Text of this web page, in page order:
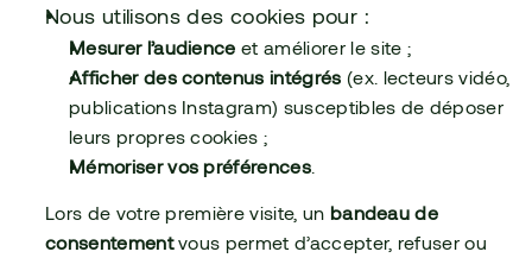
Nous utilisons des cookies pour :
Mesurer l’audience et améliorer le site ;
Afficher des contenus intégrés (ex. lecteurs vidéo,
publications Instagram) susceptibles de déposer
leurs propres cookies ;
Mémoriser vos préférences
Lors de votre première visite, un bandeau de
consentement vous permet d’accepter, refuser ou